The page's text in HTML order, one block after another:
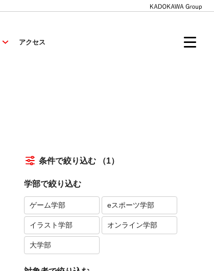
アクセス
条件で絞り込む （1）
学部で絞り込む
ゲーム学部 eスポーツ学部
イラスト学部 オンライン学部
大学部